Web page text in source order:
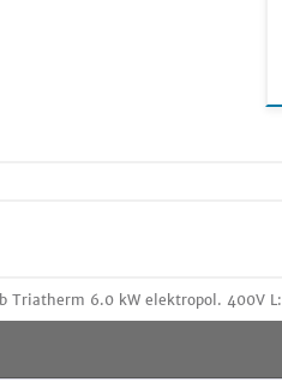
Triatherm 6.0 kW elektropol. 400V